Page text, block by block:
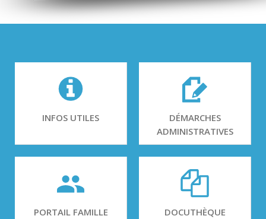
INFOS UTILES
DÉMARCHES
ADMINISTRATIVES
PORTAIL FAMILLE DOCUTHÈQUE